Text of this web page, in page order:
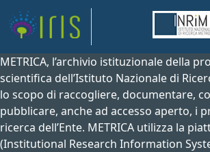
METRICA, l’archivio istituzionale della
scientifica dell’Istituto Nazionale di
lo scopo di raccogliere, documentare,
pubblicare, anche ad accesso aperto, i
ricerca dell’Ente. METRICA utilizza la
(Institutional Research Information